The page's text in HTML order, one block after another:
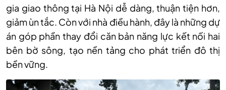
gia giao thông tại Hà Nội dễ dàng, thuận tiện hơn,
giảm ùn tắc. Còn với nhà điều hành, đây là những dự
án góp phần thay đổi căn bản năng lực kết nối hai
bên bờ sông, tạo nền tảng cho phát triển đô thị
bền vững.